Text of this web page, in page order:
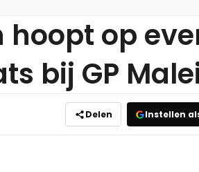
hoopt op
bij GP
Delen Instellen